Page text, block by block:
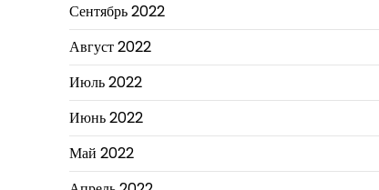
Сентябрь 2022
Август 2022
Июль 2022
Июнь 2022
Май 2022